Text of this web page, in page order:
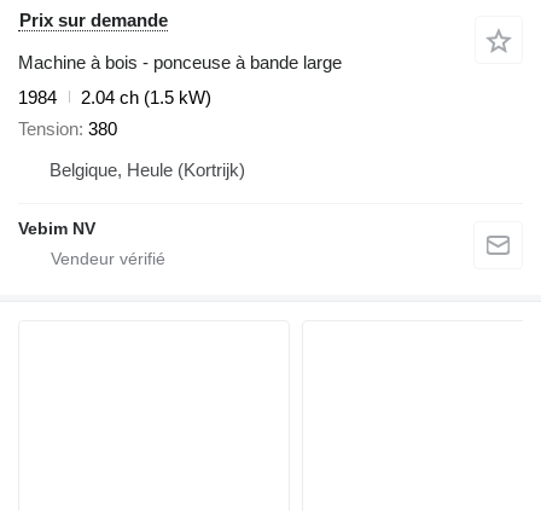
Prix sur demande
Machine à bois - ponceuse à bande large
1984
2.04 ch (1.5 kW)
Tension 380
Belgique, Heule (Kortrijk)
Vebim NV